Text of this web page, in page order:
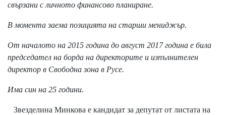
свързани с личното финансово планиране.
В момента заема позицията на старши мениджър.
От началото на 2015 година до август 2017 година е била
председател на борда на директорите и изпълнителен
директор в Свободна зона в Русе.
Има син на 25 години.
Звезделина Минкова е кандидат за депутат от листата на